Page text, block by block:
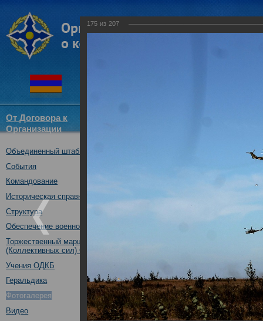
От Договора к
Организации
Объединенный штаб ОДКБ
События
Командование
Историческая справка
Структура
Обеспечение военной безопасности
Торжественный марш Войск
(Коллективных сил) ОДКБ
Учения ОДКБ
Геральдика
Фотогалерея
Видео
Совместное учение с
175 из 207